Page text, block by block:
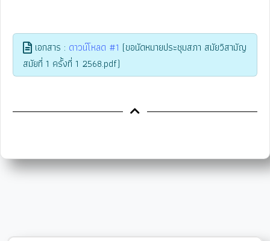
เอกสาร : ดาวน์โหลด #1 (ขอนัดหมายประชุมสภา สมัยวิสามัญ
สมัยที่ 1 ครั้งที่ 1 2568.pdf)